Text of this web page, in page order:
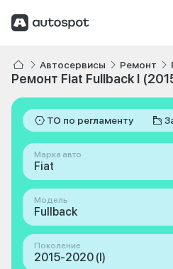
Автосервисы Ремонт
Ремонт Fiat Fullback I
ТО по регламенту
Марка авто
Fiat
Модель
Fullback
Поколение
2015-2020 (I)